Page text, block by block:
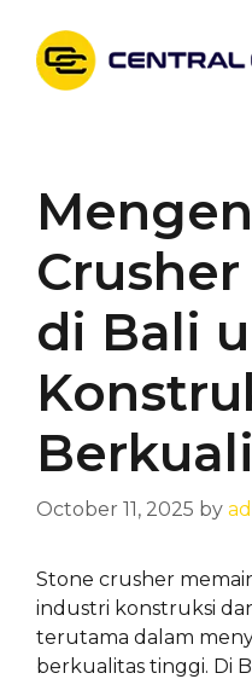
content
di Bali
October 11, 2025 by
Stone crusher
industri konstruksi
terutama dalam
berkualitas tinggi. Di